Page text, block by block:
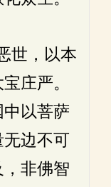
世，以本
庄严。
以菩萨
边不可
非佛智